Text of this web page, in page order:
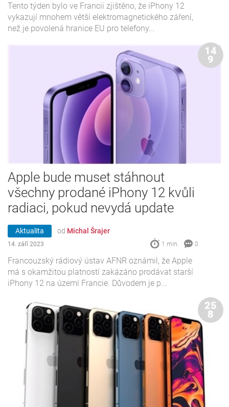
Tento týden bylo ve Francii zjištěno, že iPhony 12
vykazují mnohem větší elektromagnetického záření,
než je povolená hranice EU pro telefony...
Apple bude muset stáhnout
všechny prodané iPhony 12 kvůli
radiaci, pokud nevydá update
Aktualita od Michal Šrajer
14. září 2023 1 min. 0
Francouzský rádiový ústav AFNR oznámil, že Apple
má s okamžitou platností zakázáno prodávat starší
iPhony 12 na území Francie. Důvodem je p...
14
9
25
8